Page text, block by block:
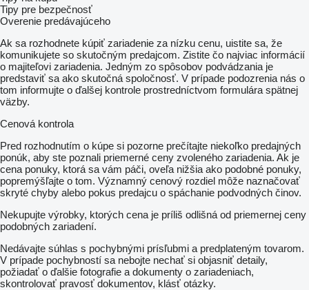
Tipy pre bezpečnosť
Overenie predávajúceho
Ak sa rozhodnete kúpiť zariadenie za nízku cenu, uistite sa, že
komunikujete so skutočným predajcom. Zistite čo najviac informácií
o majiteľovi zariadenia. Jedným zo spôsobov podvádzania je
predstaviť sa ako skutočná spoločnosť. V prípade podozrenia nás o
tom informujte o ďalšej kontrole prostredníctvom formulára spätnej
väzby.
Cenová kontrola
Pred rozhodnutím o kúpe si pozorne prečítajte niekoľko predajných
ponúk, aby ste poznali priemerné ceny zvoleného zariadenia. Ak je
cena ponuky, ktorá sa vám páči, oveľa nižšia ako podobné ponuky,
popremýšľajte o tom. Významný cenový rozdiel môže naznačovať
skryté chyby alebo pokus predajcu o spáchanie podvodných činov.
Nekupujte výrobky, ktorých cena je príliš odlišná od priemernej ceny
podobných zariadení.
Nedávajte súhlas s pochybnými prísľubmi a predplateným tovarom.
V prípade pochybností sa nebojte nechať si objasniť detaily,
požiadať o ďalšie fotografie a dokumenty o zariadeniach,
skontrolovať pravosť dokumentov, klásť otázky.